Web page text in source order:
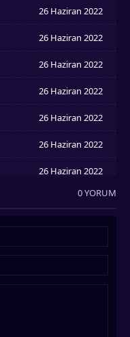
26 Haziran 2022
26 Haziran 2022
26 Haziran 2022
26 Haziran 2022
26 Haziran 2022
26 Haziran 2022
26 Haziran 2022
26 Haziran 2022
0 YORUM